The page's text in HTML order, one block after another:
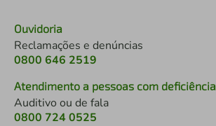
Ouvidoria
Reclamações e denúncias
0800 646 2519
Atendimento a pessoas com deficiência
Auditivo ou de fala
0800 724 0525